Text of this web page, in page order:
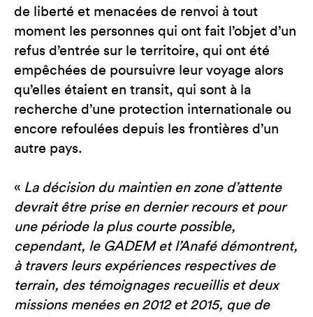
de liberté et menacées de renvoi à tout
moment les personnes qui ont fait l’objet d’un
refus d’entrée sur le territoire, qui ont été
empêchées de poursuivre leur voyage alors
qu’elles étaient en transit, qui sont à la
recherche d’une protection internationale ou
encore refoulées depuis les frontières d’un
autre pays.
« La décision du maintien en zone d’attente
devrait être prise en dernier recours et pour
une période la plus courte possible,
cependant, le GADEM et l’Anafé démontrent,
à travers leurs expériences respectives de
terrain, des témoignages recueillis et deux
missions menées en 2012 et 2015, que de